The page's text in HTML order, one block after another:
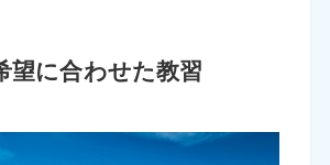
望に合わせた教習